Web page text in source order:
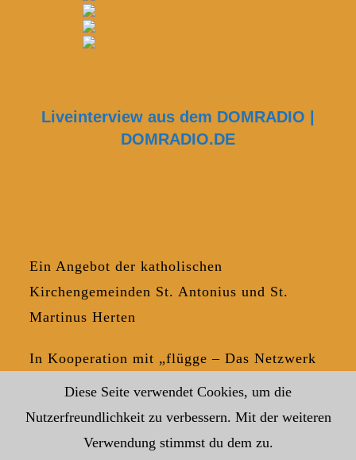
Liveinterview aus dem DOMRADIO |
DOMRADIO.DE
Ein Angebot der katholischen
Kirchengemeinden St. Antonius und St.
Martinus Herten
In Kooperation mit „flügge – Das Netzwerk
für Junge Erwachsene“ des Bistum Münster
Datenschutzerklärung
Diese Seite verwendet Cookies, um die
Nutzerfreundlichkeit zu verbessern. Mit der weiteren
Verwendung stimmst du dem zu.